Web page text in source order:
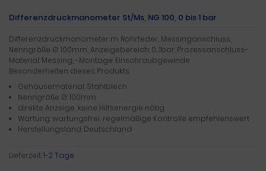
Differenzdruckmanometer St/Ms, NG 100, 0 bis 1 bar
Differenzdruckmanometer m. Rohrfeder, Messinganschluss,
Nenngröße Ø: 100mm, Anzeigebereich: 0…1bar. Prozessanschluss-
Material: Messing, -Montage: Einschraubgewinde
Besonderheiten dieses Produkts:
Gehäusematerial: Stahlblech
Nenngröße Ø: 100mm
direkte Anzeige, keine Hilfsenergie nötig
Wartung: wartungsfrei, regelmäßige Kontrolle empfehlenswert
Herstellungsland: Deutschland
Lieferzeit:1-2 Tage